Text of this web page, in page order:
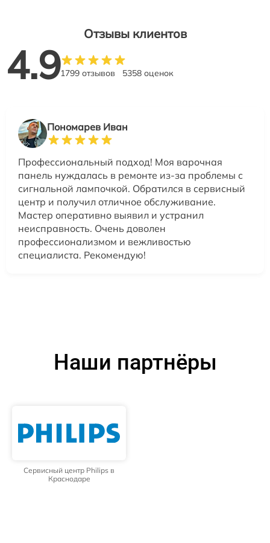
Отзывы клиентов
4.91799 отзывов 5358 оценок
Пономарев Иван
Профессиональный подход! Моя варочная
панель нуждалась в ремонте из-за проблемы с
сигнальной лампочкой. Обратился в сервисный
центр и получил отличное обслуживание.
Мастер оперативно выявил и устранил
неисправность. Очень доволен
профессионализмом и вежливостью
специалиста. Рекомендую!
Наши партнёры
Сервисный центр Philips в
Краснодаре